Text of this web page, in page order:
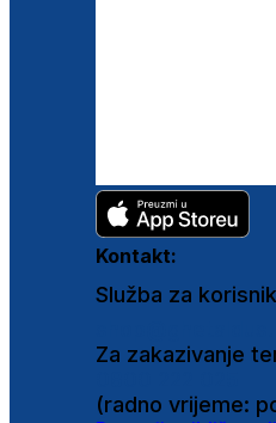
Kontakt:
Služba za
Za zakazivanje
(radno vrijeme: